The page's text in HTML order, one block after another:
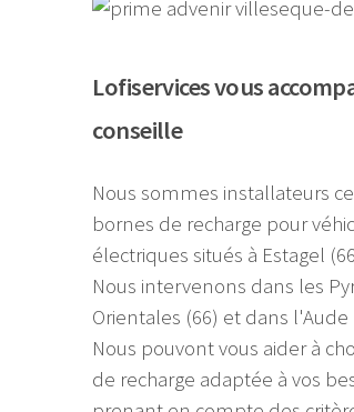
Lofiservices vous
conseille
Nous sommes installateurs
bornes de recharge pour
électriques situés à Estagel
Nous intervenons dans les
Orientales (66) et dans l'Aude
Nous pouvont vous aider à
de recharge adaptée à vos